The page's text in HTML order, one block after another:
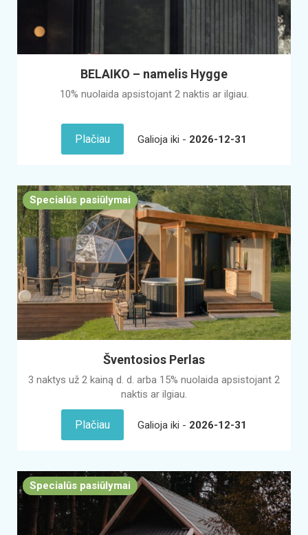
BELAIKO – namelis Hygge
10% nuolaida apsistojant 2 naktis ar ilgiau.
Plačiau Galioja iki - 2026-12-31
Specialūs pasiūlymai
Šventosios Perlas
3 naktys už 2 kainą d. d. arba 15% nuolaida apsistojant 2
naktis ar ilgiau.
Plačiau Galioja iki - 2026-12-31
Specialūs pasiūlymai